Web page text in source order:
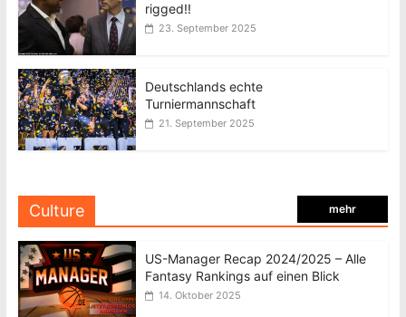
rigged!!
23. September 2025
Deutschlands echte
Turniermannschaft
21. September 2025
Culture mehr
US-Manager Recap 2024/2025 – Alle
Fantasy Rankings auf einen Blick
14. Oktober 2025